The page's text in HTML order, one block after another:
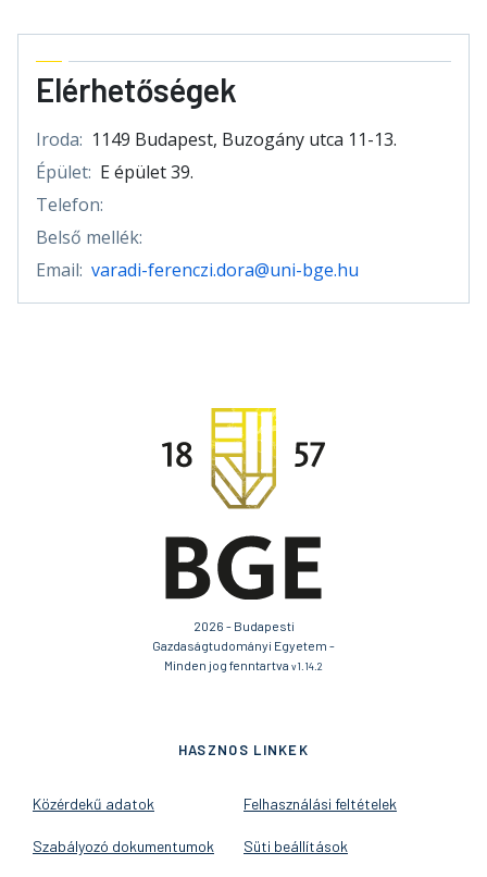
Elérhetőségek
Iroda: 1149 Budapest, Buzogány utca 11-13.
Épület: E épület 39.
Telefon:
Belső mellék:
Email: varadi-ferenczi.dora@uni-bge.hu
2026 - Budapesti
Gazdaságtudományi Egyetem -
Minden jog fenntartva v1.14.2
HASZNOS LINKEK
Közérdekű adatok
Szabályozó dokumentumok
Felhasználási feltételek
Süti beállítások